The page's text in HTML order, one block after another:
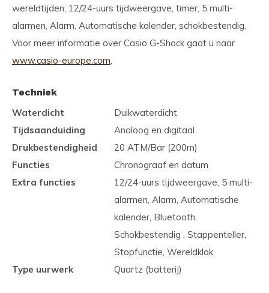
wereldtijden, 12/24-uurs tijdweergave, timer, 5 multi-
alarmen, Alarm, Automatische kalender, schokbestendig.
Voor meer informatie over Casio G-Shock gaat u naar
www.casio-europe.com.
Techniek
Waterdicht
Duikwaterdicht
Tijdsaanduiding
Analoog en digitaal
Drukbestendigheid
20 ATM/Bar (200m)
Functies
Chronograaf en datum
Extra functies
12/24-uurs tijdweergave, 5 multi-
alarmen, Alarm, Automatische
kalender, Bluetooth,
Schokbestendig , Stappenteller,
Stopfunctie, Wereldklok
Type uurwerk
Quartz (batterij)